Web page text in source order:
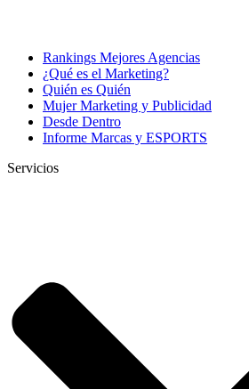
Rankings Mejores Agencias
¿Qué es el Marketing?
Quién es Quién
Mujer Marketing y Publicidad
Desde Dentro
Informe Marcas y ESPORTS
Servicios